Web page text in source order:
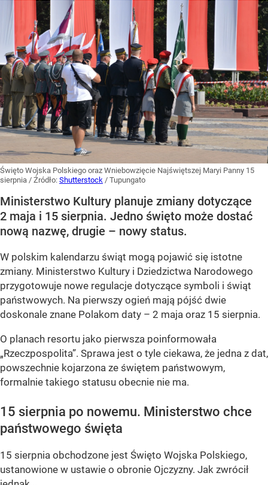
Święto Wojska Polskiego oraz Wniebowzięcie Najświętszej Maryi Panny 15
sierpnia / Źródło: Shutterstock / Tupungato
Ministerstwo Kultury planuje zmiany dotyczące
2 maja i 15 sierpnia. Jedno święto może dostać
nową nazwę, drugie – nowy status.
W polskim kalendarzu świąt mogą pojawić się istotne
zmiany. Ministerstwo Kultury i Dziedzictwa Narodowego
przygotowuje nowe regulacje dotyczące symboli i świąt
państwowych. Na pierwszy ogień mają pójść dwie
doskonale znane Polakom daty – 2 maja oraz 15 sierpnia.
O planach resortu jako pierwsza poinformowała
„Rzeczpospolita”. Sprawa jest o tyle ciekawa, że jedna z dat,
powszechnie kojarzona ze świętem państwowym,
formalnie takiego statusu obecnie nie ma.
15 sierpnia po nowemu. Ministerstwo chce
państwowego święta
15 sierpnia obchodzone jest Święto Wojska Polskiego,
ustanowione w ustawie o obronie Ojczyzny. Jak zwrócił